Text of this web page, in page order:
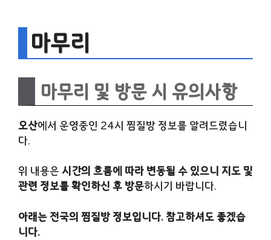
마무리
마무리 및 방문 시 유의사항
오산에서 운영중인 24시 찜질방 정보를 알려드렸습니
다.
위 내용은 시간의 흐름에 따라 변동될 수 있으니 지도 및
관련 정보를 확인하신 후 방문하시기 바랍니다.
아래는 전국의 찜질방 정보입니다. 참고하셔도 좋겠습
니다.